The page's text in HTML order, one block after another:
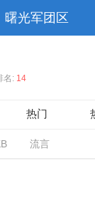
曙光军团区
名: 14
热门
流言